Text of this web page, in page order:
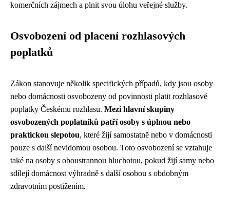
komerčních zájmech a plnit svou úlohu veřejné služby.
Osvobození od placení rozhlasových
poplatků
Zákon stanovuje několik specifických případů, kdy jsou osoby
nebo domácnosti osvobozeny od povinnosti platit rozhlasové
poplatky Českému rozhlasu. Mezi hlavní skupiny
osvobozených poplatníků patří osoby s úplnou nebo
praktickou slepotou, které žijí samostatně nebo v domácnosti
pouze s další nevidomou osobou. Toto osvobození se vztahuje
také na osoby s oboustrannou hluchotou, pokud žijí samy nebo
sdílejí domácnost výhradně s další osobou s obdobným
zdravotním postižením.